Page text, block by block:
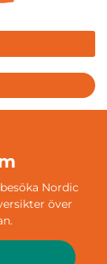
Nordic
över